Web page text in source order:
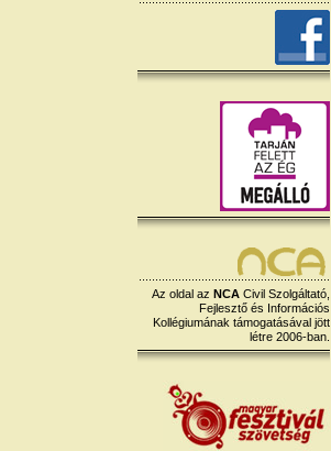
Az oldal az NCA Civil Szolgáltató,
Fejlesztő és Információs
Kollégiumának támogatásával jött
létre 2006-ban.